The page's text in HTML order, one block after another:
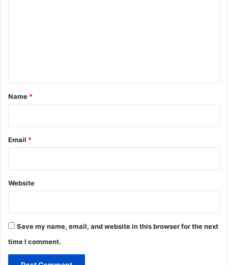
*
Name *
Email *
Website
Save my name, email, and website in this browser for the next
time I comment.